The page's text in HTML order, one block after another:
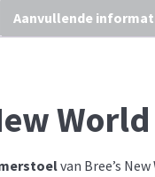
Aanvullende
van Bree’s